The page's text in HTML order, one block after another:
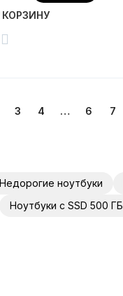
КОРЗИНУ
3 4 … 6 7
Недорогие ноутбуки
Ноутбуки с SSD 500 ГБ